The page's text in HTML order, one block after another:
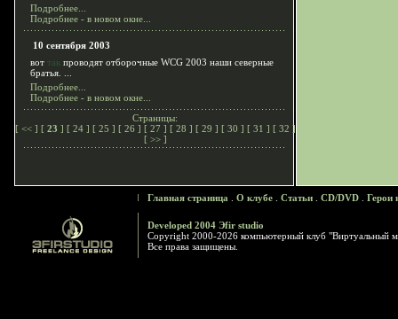
Подробнее...
Подробнее - в новом окне...
10 сентября 2003
вот так проводят отборочные WCG 2003 наши северные
братья. ...
Подробнее...
Подробнее - в новом окне...
Страницы:
[ << ] [ 23 ] [ 24 ] [ 25 ] [ 26 ] [ 27 ] [ 28 ] [ 29 ] [ 30 ] [ 31 ] [ 32 ]
[ >> ]
Главная страница О клубе Статьи CD/DVD Герои
Developed 2004 Эfir studio
Copyright 2000-2026 компьютерный клуб "Виртуальный
Все права защищены.